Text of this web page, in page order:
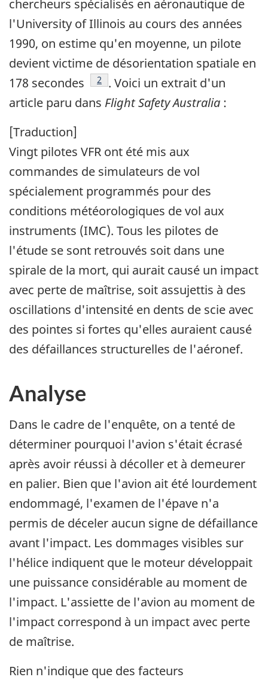
chercheurs spécialisés en aéronautique de
l'University of Illinois au cours des années
1990, on estime qu'en moyenne, un pilote
devient victime de désorientation spatiale en
178 secondes
Note de bas de page
2
. Voici un extrait d'un
article paru dans Flight Safety Australia :
[Traduction]
Vingt pilotes VFR ont été mis aux
commandes de simulateurs de vol
spécialement programmés pour des
conditions météorologiques de vol aux
instruments (IMC). Tous les pilotes de
l'étude se sont retrouvés soit dans une
spirale de la mort, qui aurait causé un impact
avec perte de maîtrise, soit assujettis à des
oscillations d'intensité en dents de scie avec
des pointes si fortes qu'elles auraient causé
des défaillances structurelles de l'aéronef.
Analyse
Dans le cadre de l'enquête, on a tenté de
déterminer pourquoi l'avion s'était écrasé
après avoir réussi à décoller et à demeurer
en palier. Bien que l'avion ait été lourdement
endommagé, l'examen de l'épave n'a
permis de déceler aucun signe de défaillance
avant l'impact. Les dommages visibles sur
l'hélice indiquent que le moteur développait
une puissance considérable au moment de
l'impact. L'assiette de l'avion au moment de
l'impact correspond à un impact avec perte
de maîtrise.
Rien n'indique que des facteurs